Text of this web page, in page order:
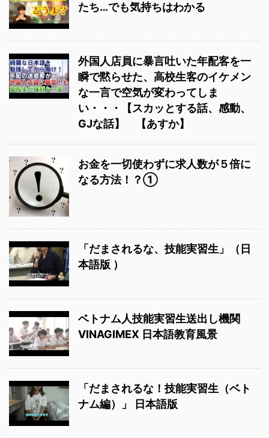
たち…でも気持ちはわかる
外国人店員に暴言吐いた年配客を一
瞬で黙らせた、高校生客のイケメン
な一言で空気が変わってしま
い・・・【スカッとする話、感動、
GJな話】 【あすか】
お金を一切使わずに求人数が５倍に
なる方法！？①
「だまされるな、技能実習生」（日
本語版 ）
ベトナム人技能実習生送出し機関
VINAGIMEX 日本語教育風景
「だまされるな！技能実習生（ベト
ナム編）」 日本語版